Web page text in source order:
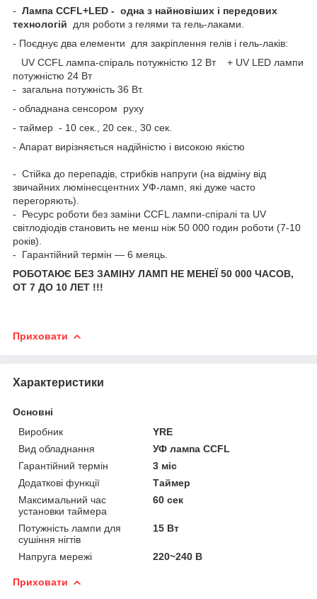
- Лампа CCFL+LED - одна з найновіших і передових
технологій для роботи з гелями та гель-лаками.
- Поєднує два елементи для закріплення гелів і гель-лаків:
UV CCFL лампа-спіраль потужністю 12 Вт + UV LED лампи
потужністю 24 Вт
- загальна потужність 36 Вт.
- обладнана сенсором руху
- таймер - 10 сек., 20 сек., 30 сек.
- Апарат вирізняється надійністю і високою якістю
- Стійка до перепадів, стрибків напруги (на відміну від
звичайних люмінесцентних УФ-ламп, які дуже часто
перегоряють).
- Ресурс роботи без заміни CCFL лампи-спіралі та UV
світлодіодів становить не менш ніж 50 000 годин роботи (7-10
років).
- Гарантійний термін — 6 меяць.
РОБОТАЮЄ БЕЗ ЗАМІНУ ЛАМП НЕ МЕНЕЇ 50 000 ЧАСОВ,
ОТ 7 ДО 10 ЛЕТ !!!
Приховати
Характеристики
Основні
Виробник
YRE
Вид обладнання
УФ лампа CCFL
Гарантійний термін
3 міс
Додаткові функції
Таймер
Максимальний час
установки таймера
60 сек
Потужність лампи для
сушіння нігтів
15 Вт
Напруга мережі 220~240 В
Приховати